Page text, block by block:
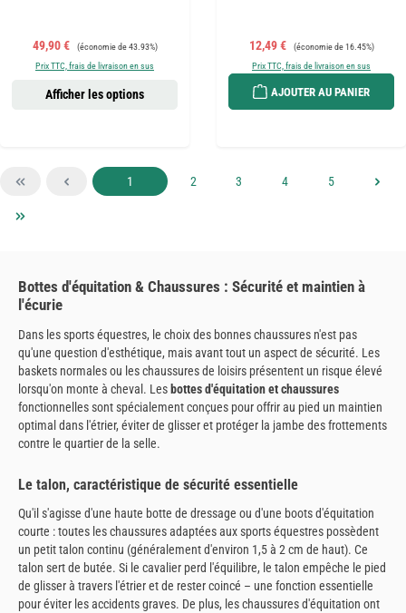
Prix de vente :
49,90 € Prix régulier :
(économie de 43.93%)
Prix TTC, frais de livraison en sus
Afficher les options
Prix de vente :
12,49 € Prix régulier :
(économie de 16.45%)
Prix TTC, frais de livraison en sus
AJOUTER AU PANIER
Page
1 Page
2 Page
3 Page
4 Page
5
Bottes d'équitation & Chaussures : Sécurité et maintien à
l'écurie
Dans les sports équestres, le choix des bonnes chaussures n'est pas
qu'une question d'esthétique, mais avant tout un aspect de sécurité. Les
baskets normales ou les chaussures de loisirs présentent un risque élevé
lorsqu'on monte à cheval. Les bottes d'équitation et chaussures
fonctionnelles sont spécialement conçues pour offrir au pied un maintien
optimal dans l'étrier, éviter de glisser et protéger la jambe des frottements
contre le quartier de la selle.
Le talon, caractéristique de sécurité essentielle
Qu'il s'agisse d'une haute botte de dressage ou d'une boots d'équitation
courte : toutes les chaussures adaptées aux sports équestres possèdent
un petit talon continu (généralement d'environ 1,5 à 2 cm de haut). Ce
talon sert de butée. Si le cavalier perd l'équilibre, le talon empêche le pied
de glisser à travers l'étrier et de rester coincé – une fonction essentielle
pour éviter les accidents graves. De plus, les chaussures d'équitation ont